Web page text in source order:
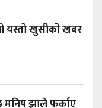
यस्तो खुसीको खबर